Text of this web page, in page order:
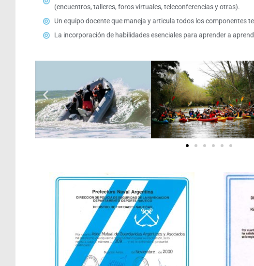
(encuentros, talleres, foros virtuales, teleconferencias y otras).
Un equipo docente que maneja y articula todos los componentes
La incorporación de habilidades esenciales para aprender a